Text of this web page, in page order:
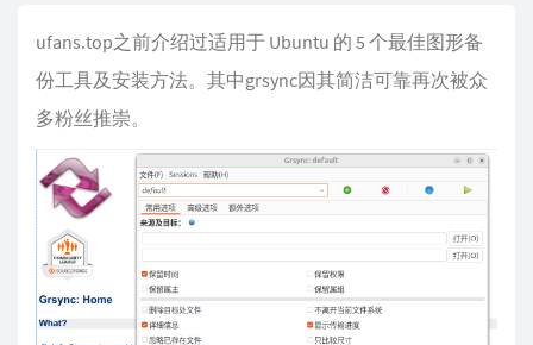
ufans.top之前介绍过适用于 Ubuntu 的 5 个最佳图形备
份工具及安装方法。其中grsync因其简洁可靠再次被众
多粉丝推崇。